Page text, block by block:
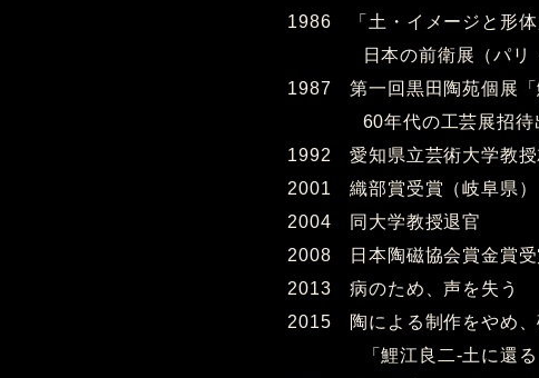
1986 「土・イメージと形体
日本の前衛展（パリ・
1987 第一回黒田陶苑個展「
60年代の工芸展招待出
1992 愛知県立芸術大学教授
2001 織部賞受賞（岐阜県）
2004 同大学教授退官
2008 日本陶磁協会賞金賞受
2013 病のため、声を失う
2015 陶による制作をやめ、
「鯉江良二-土に還る・そ